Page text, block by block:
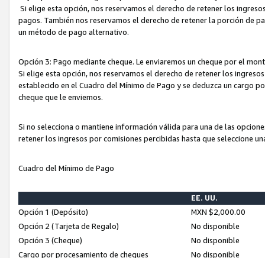
Si elige esta opción, nos reservamos el derecho de retener los
pagos. También nos reservamos el derecho de retener la porción de
un método de pago alternativo.
Opción 3: Pago mediante cheque. Le enviaremos un cheque por el
Si elige esta opción, nos reservamos el derecho de retener los
establecido en el Cuadro del Mínimo de Pago y se deduzca un cargo
cheque que le enviemos.
Si no selecciona o mantiene información válida para una de las
retener los ingresos por comisiones percibidas hasta que seleccione
Cuadro del Mínimo de Pago
EE. UU.
Opción 1 (Depósito)
MXN $2,000.00
Opción 2 (Tarjeta de Regalo)
No disponible
Opción 3 (Cheque)
No disponible
Cargo por procesamiento de cheques
No disponible